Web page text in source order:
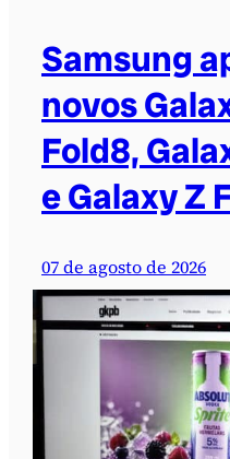
Samsung
novos
Fold8,
e Galaxy Z
07 de agosto de 2026